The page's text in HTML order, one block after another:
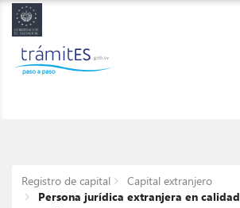
Registro de capital
Capital extranjero
Persona jurídica extranjera en